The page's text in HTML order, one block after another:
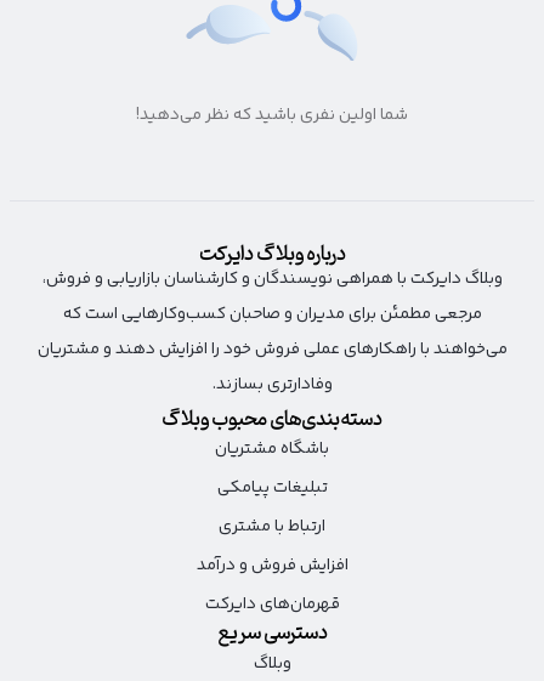
شما اولین نفری باشید که نظر می‌دهید!
درباره وبلاگ دایرکت
وبلاگ دایرکت با همراهی نویسندگان و کارشناسان بازاریابی و فروش،
مرجعی مطمئن برای مدیران و صاحبان کسب‌وکارهایی است که
می‌خواهند با راهکارهای عملی فروش خود را افزایش دهند و مشتریان
وفادارتری بسازند.
دسته‌بندی‌های محبوب وبلاگ
باشگاه مشتریان
تبلیغات پیامکی
ارتباط با مشتری
افزایش فروش و درآمد
قهرمان‌های دایرکت
دسترسی سریع
وبلاگ